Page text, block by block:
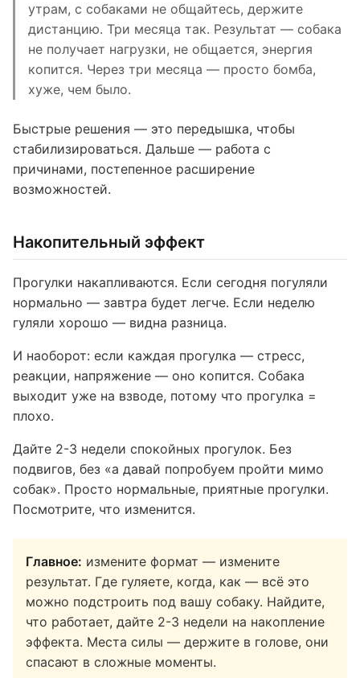
утрам, с собаками не общайтесь, держите
дистанцию. Три месяца так. Результат — собака
не получает нагрузки, не общается, энергия
копится. Через три месяца — просто бомба,
хуже, чем было.
Быстрые решения — это передышка, чтобы
стабилизироваться. Дальше — работа с
причинами, постепенное расширение
возможностей.
Накопительный эффект
Прогулки накапливаются. Если сегодня погуляли
нормально — завтра будет легче. Если неделю
гуляли хорошо — видна разница.
И наоборот: если каждая прогулка — стресс,
реакции, напряжение — оно копится. Собака
выходит уже на взводе, потому что прогулка =
плохо.
Дайте 2-3 недели спокойных прогулок. Без
подвигов, без «а давай попробуем пройти мимо
собак». Просто нормальные, приятные прогулки.
Посмотрите, что изменится.
Главное: измените формат — измените
результат. Где гуляете, когда, как — всё это
можно подстроить под вашу собаку. Найдите,
что работает, дайте 2-3 недели на накопление
эффекта. Места силы — держите в голове, они
спасают в сложные моменты.